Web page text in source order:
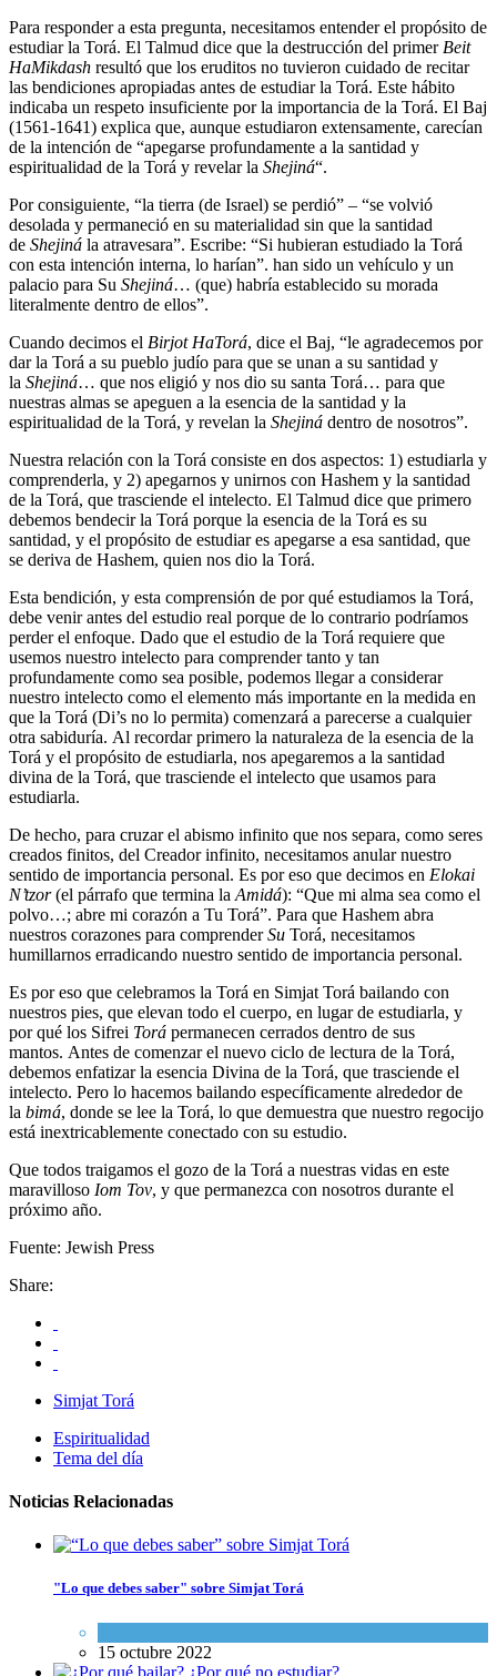
Para responder a esta pregunta, necesitamos entender el propósito de
estudiar la Torá. El Talmud dice que la destrucción del primer Beit
HaMikdash resultó que los eruditos no tuvieron cuidado de recitar
las bendiciones apropiadas antes de estudiar la Torá. Este hábito
indicaba un respeto insuficiente por la importancia de la Torá. El Baj
(1561-1641) explica que, aunque estudiaron extensamente, carecían
de la intención de “apegarse profundamente a la santidad y
espiritualidad de la Torá y revelar la Shejiná“.
Por consiguiente, “la tierra (de Israel) se perdió” – “se volvió
desolada y permaneció en su materialidad sin que la santidad
de Shejiná la atravesara”. Escribe: “Si hubieran estudiado la Torá
con esta intención interna, lo harían”. han sido un vehículo y un
palacio para Su Shejiná… (que) habría establecido su morada
literalmente dentro de ellos”.
Cuando decimos el Birjot HaTorá, dice el Baj, “le agradecemos por
dar la Torá a su pueblo judío para que se unan a su santidad y
la Shejiná… que nos eligió y nos dio su santa Torá… para que
nuestras almas se apeguen a la esencia de la santidad y la
espiritualidad de la Torá, y revelan la Shejiná dentro de nosotros”.
Nuestra relación con la Torá consiste en dos aspectos: 1) estudiarla y
comprenderla, y 2) apegarnos y unirnos con Hashem y la santidad
de la Torá, que trasciende el intelecto. El Talmud dice que primero
debemos bendecir la Torá porque la esencia de la Torá es su
santidad, y el propósito de estudiar es apegarse a esa santidad, que
se deriva de Hashem, quien nos dio la Torá.
Esta bendición, y esta comprensión de por qué estudiamos la Torá,
debe venir antes del estudio real porque de lo contrario podríamos
perder el enfoque. Dado que el estudio de la Torá requiere que
usemos nuestro intelecto para comprender tanto y tan
profundamente como sea posible, podemos llegar a considerar
nuestro intelecto como el elemento más importante en la medida en
que la Torá (Di’s no lo permita) comenzará a parecerse a cualquier
otra sabiduría. Al recordar primero la naturaleza de la esencia de la
Torá y el propósito de estudiarla, nos apegaremos a la santidad
divina de la Torá, que trasciende el intelecto que usamos para
estudiarla.
De hecho, para cruzar el abismo infinito que nos separa, como seres
creados finitos, del Creador infinito, necesitamos anular nuestro
sentido de importancia personal. Es por eso que decimos en Elokai
N’tzor(el párrafo que termina la Amidá): “Que mi alma sea como el
polvo…; abre mi corazón a Tu Torá”. Para que Hashem abra
nuestros corazones para comprenderSu Torá, necesitamos
humillarnos erradicando nuestro sentido de importancia personal.
Es por eso que celebramos la Torá en Simjat Torá bailando con
nuestros pies, que elevan todo el cuerpo, en lugar de estudiarla, y
por qué los Sifrei Torá permanecen cerrados dentro de sus
mantos. Antes de comenzar el nuevo ciclo de lectura de la Torá,
debemos enfatizar la esencia Divina de la Torá, que trasciende el
intelecto. Pero lo hacemos bailando específicamente alrededor de
la bimá, donde se lee la Torá, lo que demuestra que nuestro regocijo
está inextricablemente conectado con su estudio.
Que todos traigamos el gozo de la Torá a nuestras vidas en este
maravilloso Iom Tov, y que permanezca con nosotros durante el
próximo año.
Fuente: Jewish Press
Share:
Simjat Torá
Espiritualidad
Tema del día
Noticias Relacionadas
"Lo que debes saber" sobre Simjat Torá
15 octubre 2022